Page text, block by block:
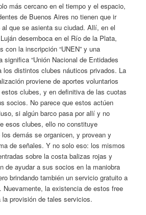
más cercano en el tiempo y el espacio,
de Buenos Aires no tienen que ir
que se asienta su ciudad. Allí, en el
desemboca en el Río de la Plata,
con la inscripción “UNEN” y una
significa “Unión Nacional de Entidades
los distintos clubes náuticos privados. La
proviene de aportes voluntarios
clubes, y en definitiva de las cuotas
socios. No parece que estos actúen
si algún barco pasa por allí y no
esos clubes, ello no constituye
demás se organicen, y provean y
de señales. Y no solo eso: los mismos
sobre la costa balizas rojas y
de ayudar a sus socios en la maniobra
brindando también un servicio gratuito a
Nuevamente, la existencia de estos free
la provisión de tales servicios.